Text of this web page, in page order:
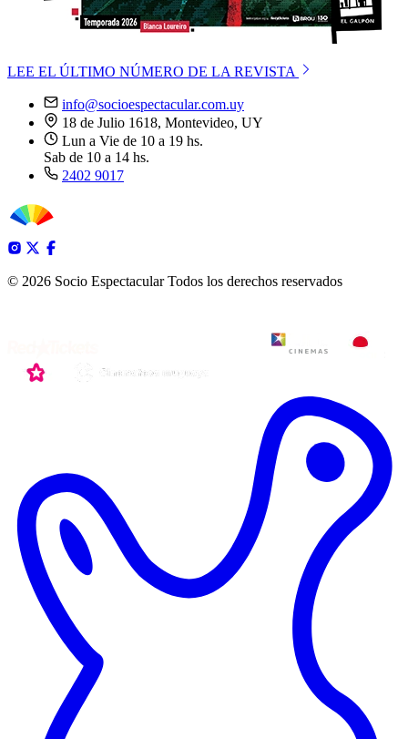
LEE EL ÚLTIMO NÚMERO DE LA REVISTA
info@socioespectacular.com.uy
18 de Julio 1618, Montevideo, UY
Lun a Vie de 10 a 19 hs.
Sab de 10 a 14 hs.
2402 9017
© 2026 Socio Espectacular Todos los derechos reservados